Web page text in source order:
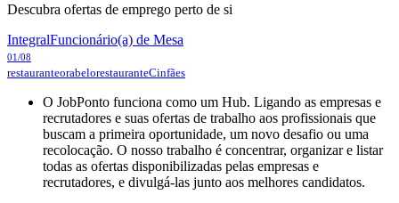
Descubra ofertas de emprego perto de si
IntegralFuncionário(a) de Mesa
01/08
restauranteorabelorestauranteCinfães
O JobPonto funciona como um Hub. Ligando as empresas e
recrutadores e suas ofertas de trabalho aos profissionais que
buscam a primeira oportunidade, um novo desafio ou uma
recolocação. O nosso trabalho é concentrar, organizar e listar
todas as ofertas disponibilizadas pelas empresas e
recrutadores, e divulgá-las junto aos melhores candidatos.